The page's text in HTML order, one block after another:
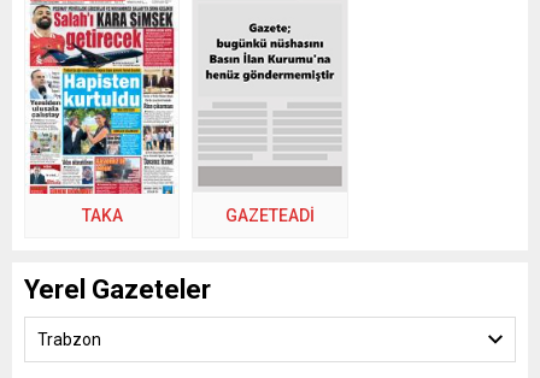
TAKA GAZETEADI
Yerel Gazeteler
Trabzon